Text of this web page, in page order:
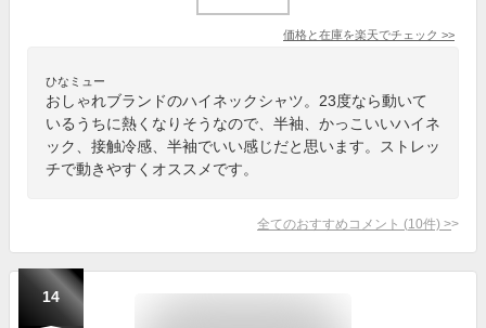
価格と在庫を楽天でチェック >>
ひなミュー
おしゃれブランドのハイネックシャツ。23度なら動いて
いるうちに熱くなりそうなので、半袖、かっこいいハイネ
ック、接触冷感、半袖でいい感じだと思います。ストレッ
チで動きやすくオススメです。
全てのおすすめコメント (10件) >
14